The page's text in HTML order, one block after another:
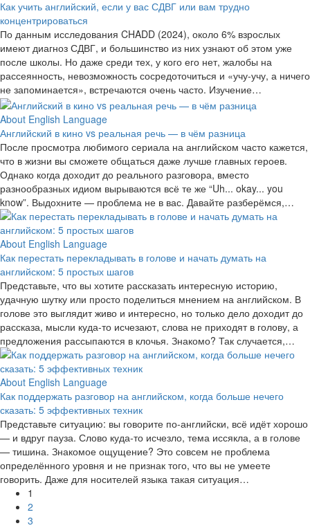
Как учить английский, если у вас СДВГ или вам трудно
концентрироваться
По данным исследования CHADD (2024), около 6% взрослых
имеют диагноз СДВГ, и большинство из них узнают об этом уже
после школы. Но даже среди тех, у кого его нет, жалобы на
рассеянность, невозможность сосредоточиться и «учу-учу, а ничего
не запоминается», встречаются очень часто. Изучение…
About English Language
Английский в кино vs реальная речь — в чём разница
После просмотра любимого сериала на английском часто кажется,
что в жизни вы сможете общаться даже лучше главных героев.
Однако когда доходит до реального разговора, вместо
разнообразных идиом вырываются всё те же “Uh... okay... you
know”. Выдохните — проблема не в вас. Давайте разберёмся,…
About English Language
Как перестать перекладывать в голове и начать думать на
английском: 5 простых шагов
Представьте, что вы хотите рассказать интересную историю,
удачную шутку или просто поделиться мнением на английском. В
голове это выглядит живо и интересно, но только дело доходит до
рассказа, мысли куда-то исчезают, слова не приходят в голову, а
предложения рассыпаются в клочья. Знакомо? Так случается,…
About English Language
Как поддержать разговор на английском, когда больше нечего
сказать: 5 эффективных техник
Представьте ситуацию: вы говорите по-английски, всё идёт хорошо
— и вдруг пауза. Слово куда-то исчезло, тема иссякла, а в голове
— тишина. Знакомое ощущение? Это совсем не проблема
определённого уровня и не признак того, что вы не умеете
говорить. Даже для носителей языка такая ситуация…
1
2
3